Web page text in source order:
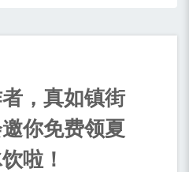
，真如镇街
你免费领夏
啦！